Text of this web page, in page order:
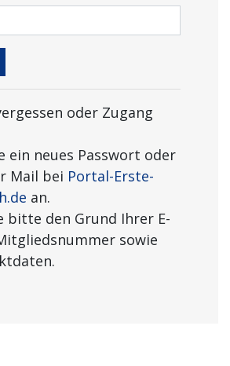
oder Zugang
ein neues Passwort oder
Mail bei Portal-Erste-
an.
bitte den Grund Ihrer E-
sowie